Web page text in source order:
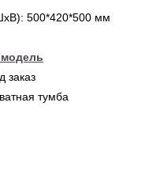
500*420*500 мм
заказ
тумба